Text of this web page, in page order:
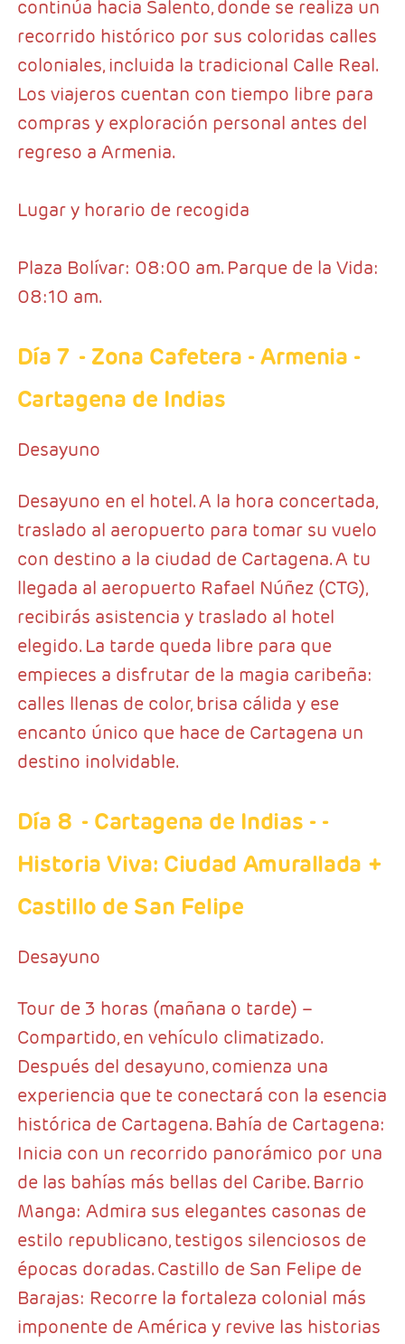
continúa hacia Salento, donde se realiza un
recorrido histórico por sus coloridas calles
coloniales, incluida la tradicional Calle Real.
Los viajeros cuentan con tiempo libre para
compras y exploración personal antes del
regreso a Armenia.
Lugar y horario de recogida
Plaza Bolívar: 08:00 am. Parque de la Vida:
08:10 am.
Día 7 - Zona Cafetera - Armenia -
Cartagena de Indias
Desayuno
Desayuno en el hotel. A la hora concertada,
traslado al aeropuerto para tomar su vuelo
con destino a la ciudad de Cartagena. A tu
llegada al aeropuerto Rafael Núñez (CTG),
recibirás asistencia y traslado al hotel
elegido. La tarde queda libre para que
empieces a disfrutar de la magia caribeña:
calles llenas de color, brisa cálida y ese
encanto único que hace de Cartagena un
destino inolvidable.
Día 8 - Cartagena de Indias - -
Historia Viva: Ciudad Amurallada +
Castillo de San Felipe
Desayuno
Tour de 3 horas (mañana o tarde) –
Compartido, en vehículo climatizado.
Después del desayuno, comienza una
experiencia que te conectará con la esencia
histórica de Cartagena. Bahía de Cartagena:
Inicia con un recorrido panorámico por una
de las bahías más bellas del Caribe. Barrio
Manga: Admira sus elegantes casonas de
estilo republicano, testigos silenciosos de
épocas doradas. Castillo de San Felipe de
Barajas: Recorre la fortaleza colonial más
imponente de América y revive las historias